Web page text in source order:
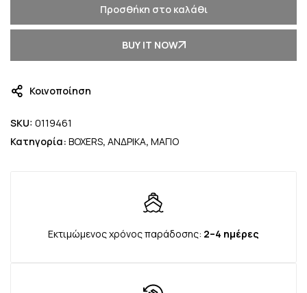
Προσθήκη στο καλάθι
BUY IT NOW
Κοινοποίηση
SKU: 0119461
Κατηγορία: BOXERS, ΑΝΔΡΙΚΑ, ΜΑΓΙΟ
Εκτιμώμενος χρόνος παράδοσης: 2–4 ημέρες